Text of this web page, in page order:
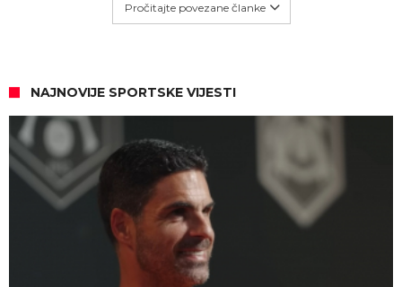
Pročitajte povezane članke
NAJNOVIJE SPORTSKE VIJESTI